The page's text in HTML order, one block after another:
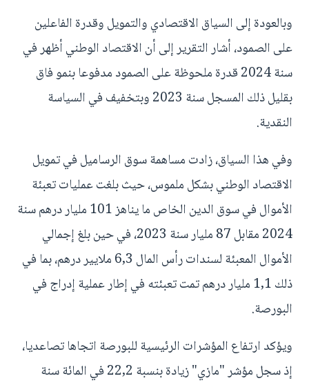
وبالعودة إلى السياق الاقتصادي والتمويل وقدرة الفاعلين
على الصمود، أشار التقرير إلى أن الاقتصاد الوطني أظهر في
سنة 2024 قدرة ملحوظة على الصمود مدفوعا بنمو فاق
بقليل ذلك المسجل سنة 2023 وبتخفيف في السياسة
النقدية.
وفي هذا السياق، زادت مساهمة سوق الرساميل في تمويل
الاقتصاد الوطني بشكل ملموس، حيث بلغت عمليات تعبئة
الأموال في سوق الدين الخاص ما يناهز 101 مليار درهم سنة
2024 مقابل 87 مليار سنة 2023، في حين بلغ إجمالي
الأموال المعبئة لسندات رأس المال 6,3 ملايير درهم، بما في
ذلك 1,1 مليار درهم تمت تعبئته في إطار عملية إدراج في
البورصة.
ويؤكد ارتفاع المؤشرات الرئيسية للبورصة اتجاها تصاعديا،
إذ سجل مؤشر "مازي" زيادة بنسبة 22,2 في المائة سنة